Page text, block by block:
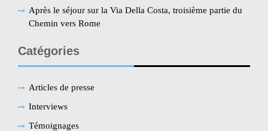
Après le séjour sur la Via Della Costa, troisième partie du
Chemin vers Rome
Catégories
Articles de presse
Interviews
Témoignages